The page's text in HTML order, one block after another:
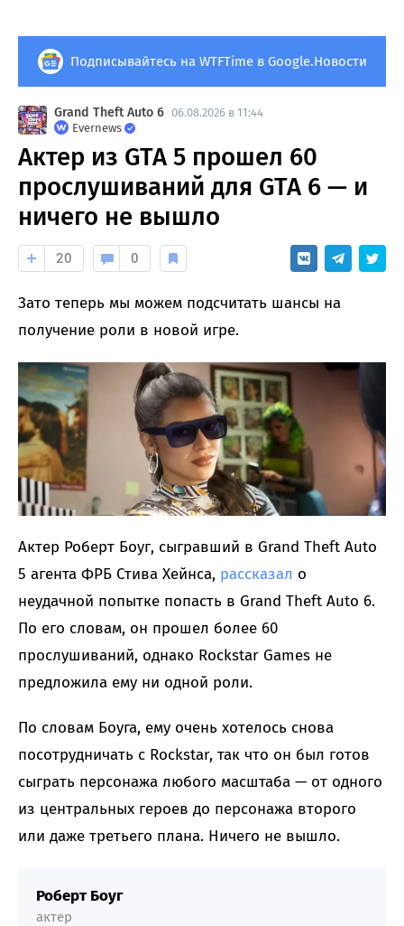
Подписывайтесь на WTFTime в Google.Новости
Grand Theft Auto 6 06.08.2026 в 11:44
Evernews
Актер из GTA 5 прошел 60
прослушиваний для GTA 6 — и
ничего не вышло
20 0
Зато теперь мы можем подсчитать шансы на
получение роли в новой игре.
Актер Роберт Боуг, сыгравший в Grand Theft Auto
5 агента ФРБ Стива Хейнса, рассказал о
неудачной попытке попасть в Grand Theft Auto 6.
По его словам, он прошел более 60
прослушиваний, однако Rockstar Games не
предложила ему ни одной роли.
По словам Боуга, ему очень хотелось снова
посотрудничать с Rockstar, так что он был готов
сыграть персонажа любого масштаба — от одного
из центральных героев до персонажа второго
или даже третьего плана. Ничего не вышло.
Роберт Боуг
актер